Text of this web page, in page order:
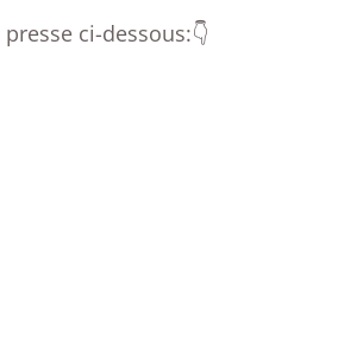
ci-dessous:👇